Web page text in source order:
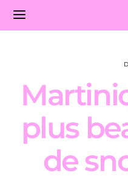
plus
de